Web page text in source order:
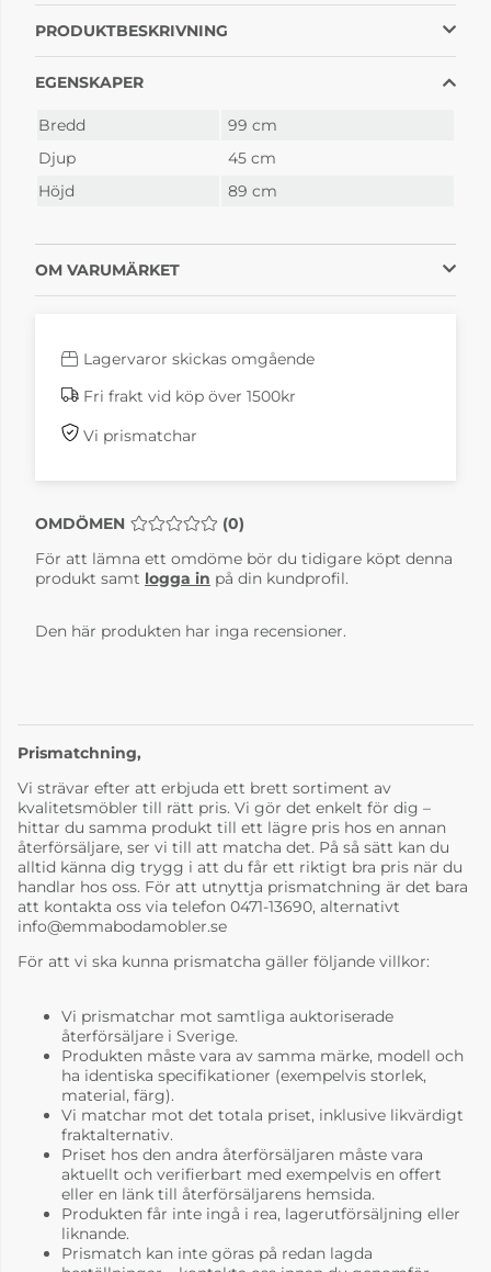
PRODUKTBESKRIVNING
EGENSKAPER
Bredd
99 cm
Djup
45 cm
Höjd
89 cm
OM VARUMÄRKET
Lagervaror skickas omgående
Fri frakt vid köp över 1500kr
Vi prismatchar
OMDÖMEN MEDELBETYG 0 AV 5 ANTAL BETYG 0
(0)
För att lämna ett omdöme bör du tidigare köpt denna
produkt samt logga in på din kundprofil.
Den här produkten har inga recensioner.
Prismatchning,
Vi strävar efter att erbjuda ett brett sortiment av
kvalitetsmöbler till rätt pris. Vi gör det enkelt för dig –
hittar du samma produkt till ett lägre pris hos en annan
återförsäljare, ser vi till att matcha det. På så sätt kan du
alltid känna dig trygg i att du får ett riktigt bra pris när du
handlar hos oss. För att utnyttja prismatchning är det bara
att kontakta oss via telefon 0471-13690, alternativt
info@emmabodamobler.se
För att vi ska kunna prismatcha gäller följande villkor:
Vi prismatchar mot samtliga auktoriserade
återförsäljare i Sverige.
Produkten måste vara av samma märke, modell och
ha identiska specifikationer (exempelvis storlek,
material, färg).
Vi matchar mot det totala priset, inklusive likvärdigt
fraktalternativ.
Priset hos den andra återförsäljaren måste vara
aktuellt och verifierbart med exempelvis en offert
eller en länk till återförsäljarens hemsida.
Produkten får inte ingå i rea, lagerutförsäljning eller
liknande.
Prismatch kan inte göras på redan lagda